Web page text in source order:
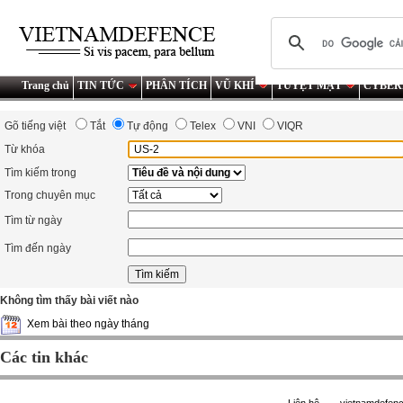
Trang chủ TIN TỨC PHÂN TÍCH VŨ KHÍ TUYỆT MẬT
Gõ tiếng việt Tắt Tự động Telex VNI
VIQR
Từ khóa
Tìm kiếm trong
Trong chuyên mục
Tìm từ ngày
Tìm đến ngày
Không tìm thấy bài viết nào
Xem bài theo ngày tháng
Các tin khác